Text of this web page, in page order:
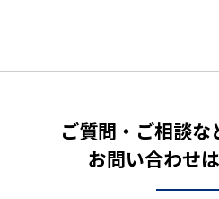
ご質問・ご相談な
お問い合わせ